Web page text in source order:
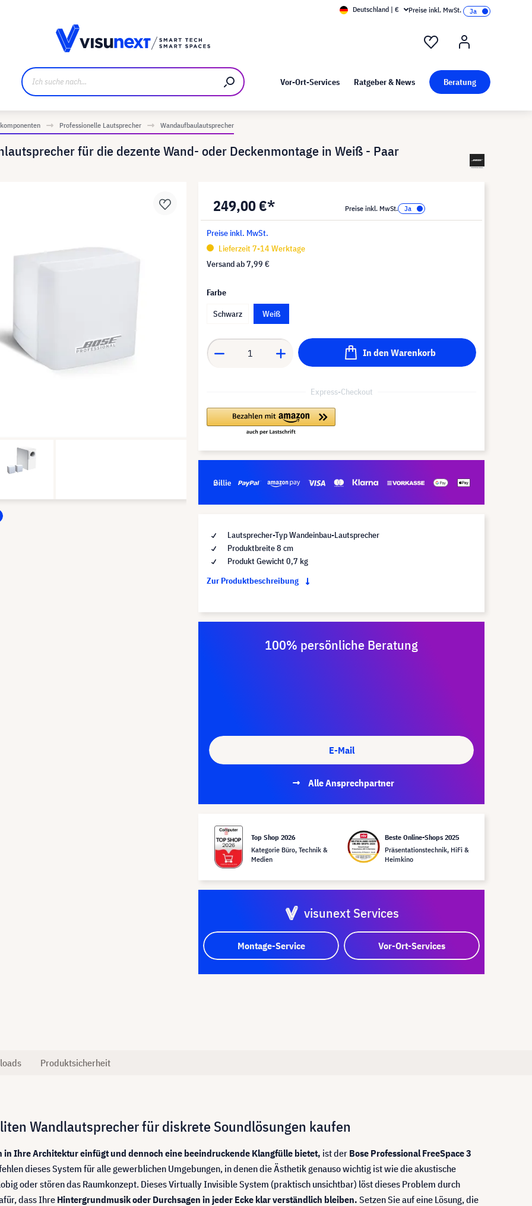
Kunst bei visunext
Deutschland | € Preise inkl. MwSt.
Vor-Ort-Services Ratgeber & News Beratung
Professionelle Lautsprecher Wandaufbaulautsprecher
für die dezente Wand- oder Deckenmontage in Weiß - Paar
249,00 €* Preise inkl. MwSt.
Preise inkl. MwSt.
Lieferzeit 7-14 Werktage
Versand ab7,99 €
Farbe
Schwarz
Weiß
In den Warenkorb
Express-Checkout
Lautsprecher-Typ Wandeinbau-Lautsprecher
Produktbreite 8 cm
Produkt Gewicht 0,7 kg
Zur Produktbeschreibung
100% persönliche Beratung
E-Mail
Alle Ansprechpartner
Top Shop 2026
Kategorie Büro, Technik &
Medien
Beste Online-Shops 2025
Präsentationstechnik, HiFi &
Heimkino
visunext Services
Montage-Service Vor-Ort-Services
Produktsicherheit
Wandlautsprecher für diskrete Soundlösungen kaufen
in Ihre Architektur einfügt und dennoch eine beeindruckende Klangfülle bietet, ist der Bose Professional FreeSpace 3
dieses System für alle gewerblichen Umgebungen, in denen die Ästhetik genauso wichtig ist wie die akustische
oder stören das Raumkonzept. Dieses Virtually Invisible System (praktisch unsichtbar) löst dieses Problem durch
dass Ihre Hintergrundmusik oder Durchsagen in jeder Ecke klar verständlich bleiben. Setzen Sie auf eine Lösung, die